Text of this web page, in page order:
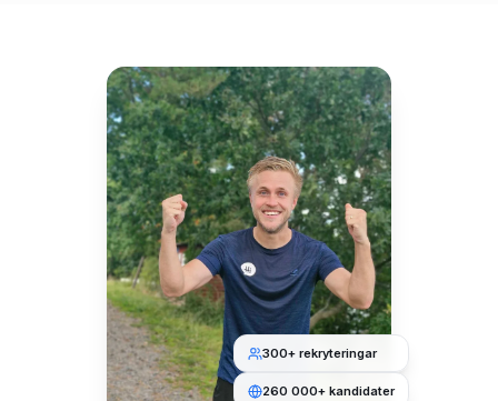
300+ rekryteringar
260 000+ kandidater